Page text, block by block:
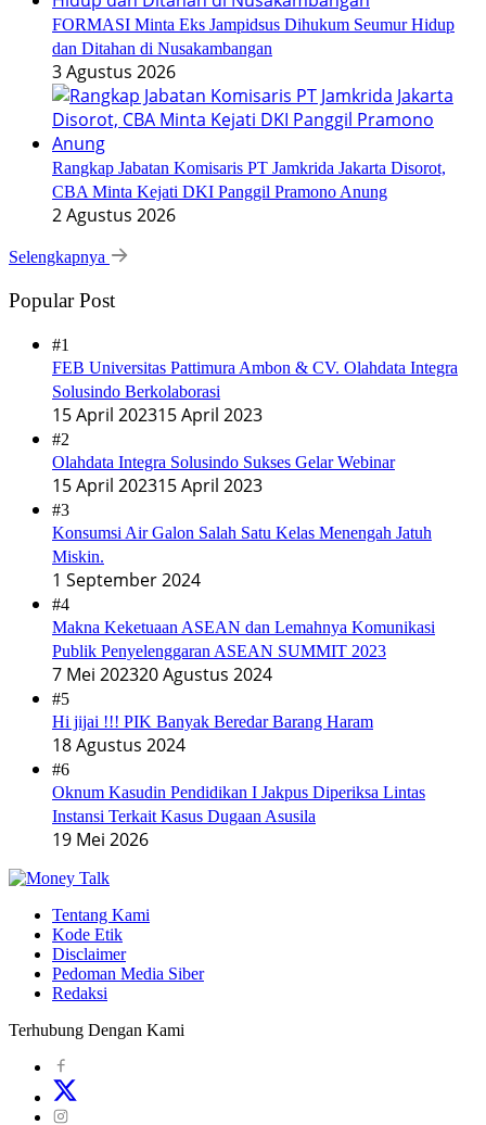
FORMASI Minta Eks Jampidsus Dihukum Seumur Hidup
dan Ditahan di Nusakambangan
3 Agustus 2026
Rangkap Jabatan Komisaris PT Jamkrida Jakarta Disorot,
CBA Minta Kejati DKI Panggil Pramono Anung
2 Agustus 2026
Selengkapnya
Popular Post
#1
FEB Universitas Pattimura Ambon & CV. Olahdata Integra
Solusindo Berkolaborasi
15 April 202315 April 2023
#2
Olahdata Integra Solusindo Sukses Gelar Webinar
15 April 202315 April 2023
#3
Konsumsi Air Galon Salah Satu Kelas Menengah Jatuh
Miskin.
1 September 2024
#4
Makna Keketuaan ASEAN dan Lemahnya Komunikasi
Publik Penyelenggaran ASEAN SUMMIT 2023
7 Mei 202320 Agustus 2024
#5
Hi jijai !!! PIK Banyak Beredar Barang Haram
18 Agustus 2024
#6
Oknum Kasudin Pendidikan I Jakpus Diperiksa Lintas
Instansi Terkait Kasus Dugaan Asusila
19 Mei 2026
Tentang Kami
Kode Etik
Disclaimer
Pedoman Media Siber
Redaksi
Terhubung Dengan Kami